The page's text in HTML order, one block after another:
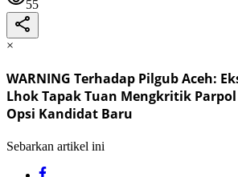
55
×
WARNING Terhadap Pilgub Aceh:
Lhok Tapak Tuan Mengkritik
Opsi Kandidat Baru
Sebarkan artikel ini